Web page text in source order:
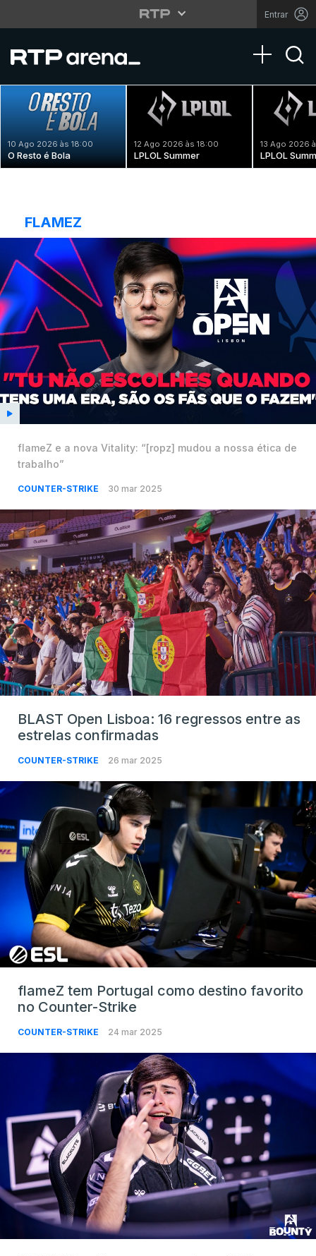
Entrar
Toggle
10 Ago 2026 às 18:00
O Resto é Bola
12 Ago 2026 às 18:00
LPLOL Summer
13 Ago 2026
LPLOL
FLAMEZ
flameZ e a nova Vitality: “[ropz] mudou a nossa ética de
trabalho”
COUNTER-STRIKE 30 mar 2025
BLAST Open Lisboa: 16 regressos entre as
estrelas confirmadas
COUNTER-STRIKE 26 mar 2025
flameZ tem Portugal como destino favorito
no Counter-Strike
COUNTER-STRIKE 24 mar 2025